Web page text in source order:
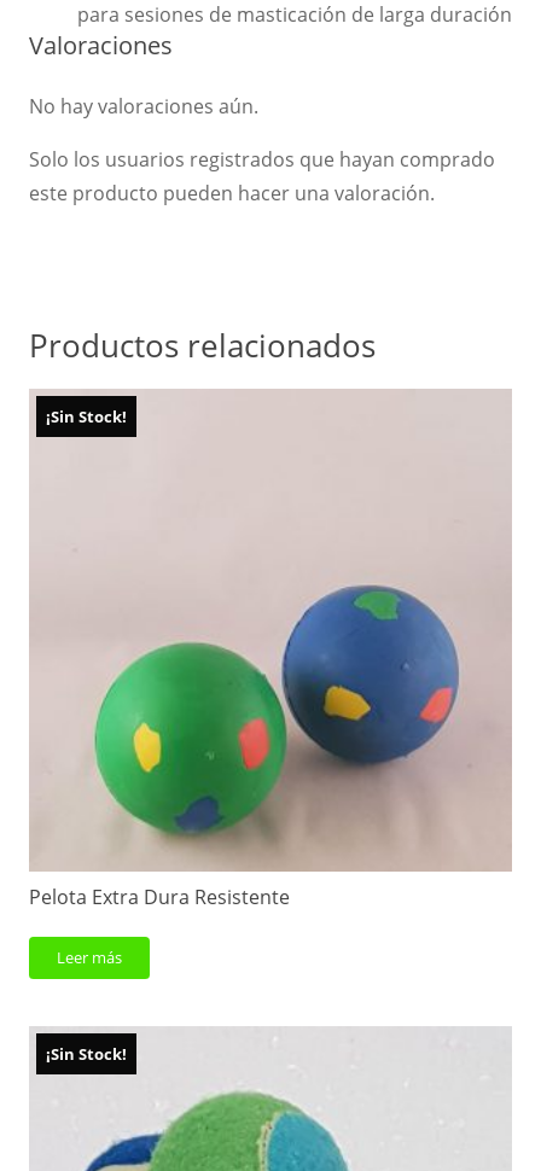
para sesiones de masticación de larga duración
Valoraciones
No hay valoraciones aún.
Solo los usuarios registrados que hayan comprado
este producto pueden hacer una valoración.
Productos relacionados
¡Sin Stock!
Pelota Extra Dura Resistente
Leer más
¡Sin Stock!